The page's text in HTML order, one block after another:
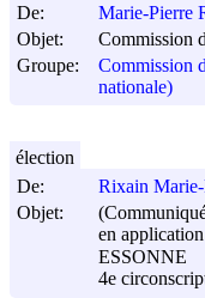
De:
Marie-Pierre
Objet:
Commission
Groupe:
Commission
nationale)
De:
Rixain
Objet:
en
ESSONNE
4e
élection